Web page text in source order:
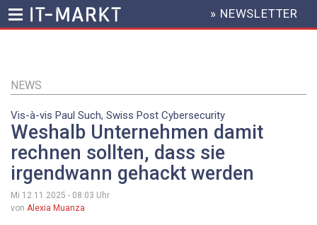
Inhalt
HEADER
MENU
» NEWSLETTER
NEWS
Vis-à-vis Paul Such, Swiss Post Cybersecurity
Weshalb Unternehmen damit
rechnen sollten, dass sie
irgendwann gehackt werden
Mi 12.11.2025 - 08:03 Uhr
von Alexia Muanza